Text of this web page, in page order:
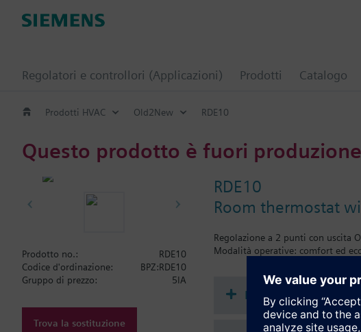
Regolatori e controllori (Applicazioni) Prodotti Catalogo
Prodotti HVAC Old2New RDE10
Questo prodotto è fuori
RDE10
Room thermostat
Regolazione a 2 punti con uscita
Modalità operative: comfort ed
Prodotto no.:
RDE10
Codice d'ordinazione:
BPZ:RDE10
Gruppo di prezzo:
5IA
Trova la sostituzione
Documenti